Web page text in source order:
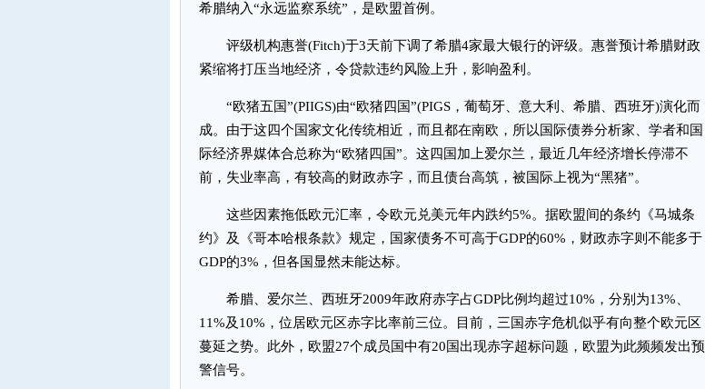
希腊纳入“永远监察系统”，是欧盟首例。
评级机构惠誉(Fitch)于3天前下调了希腊4家最大银行的评级。惠誉预计希腊财政
紧缩将打压当地经济，令贷款违约风险上升，影响盈利。
“欧猪五国”(PIIGS)由“欧猪四国”(PIGS，葡萄牙、意大利、希腊、西班牙)演化而
成。由于这四个国家文化传统相近，而且都在南欧，所以国际债券分析家、学者和国
际经济界媒体合总称为“欧猪四国”。这四国加上爱尔兰，最近几年经济增长停滞不
前，失业率高，有较高的财政赤字，而且债台高筑，被国际上视为“黑猪”。
这些因素拖低欧元汇率，令欧元兑美元年内跌约5%。据欧盟间的条约《马城条
约》及《哥本哈根条款》规定，国家债务不可高于GDP的60%，财政赤字则不能多于
GDP的3%，但各国显然未能达标。
希腊、爱尔兰、西班牙2009年政府赤字占GDP比例均超过10%，分别为13%、
11%及10%，位居欧元区赤字比率前三位。目前，三国赤字危机似乎有向整个欧元区
蔓延之势。此外，欧盟27个成员国中有20国出现赤字超标问题，欧盟为此频频发出预
警信号。